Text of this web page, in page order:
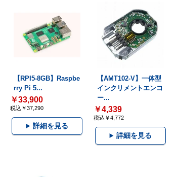
【RPI5-8GB】Raspbe
rry Pi 5...
￥33,900
税込￥37,290
詳細を見る
【AMT102-V】一体型
インクリメントエンコ
ー...
￥4,339
税込￥4,772
詳細を見る